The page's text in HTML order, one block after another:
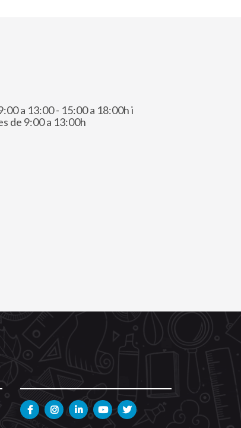
a 13:00 - 15:00 a 18:00h i
de 9:00 a 13:00h